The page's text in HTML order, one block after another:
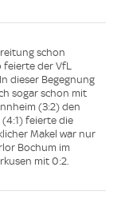
schon
feierte der VfL
dieser Begegnung
sogar schon mit
(3:2) den
(4:1) feierte die
Makel war nur
Bochum im
mit 0:2.